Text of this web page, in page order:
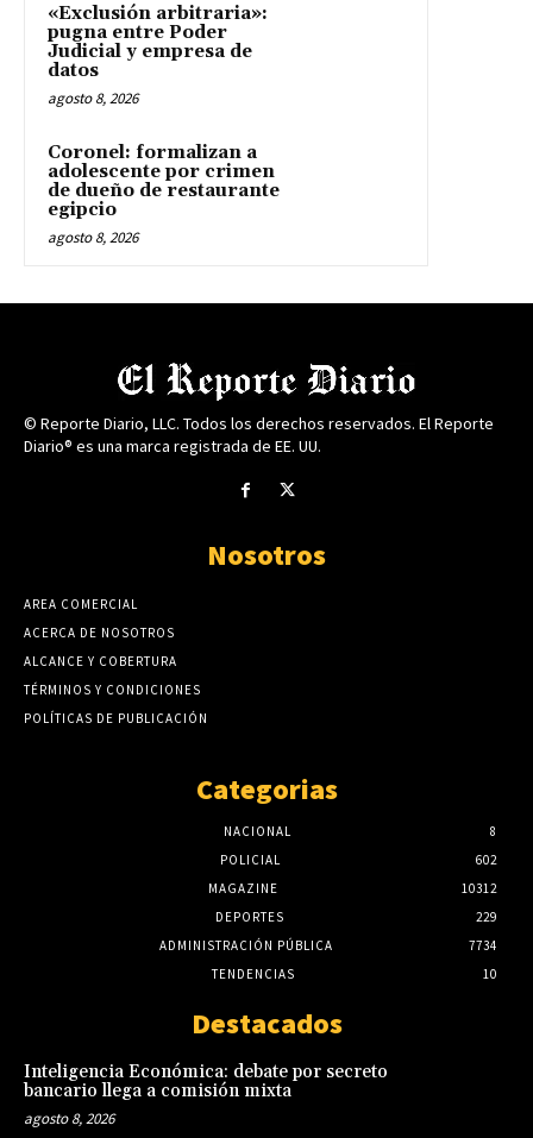
«Exclusión arbitraria»:
pugna entre Poder
Judicial y empresa de
datos
agosto 8, 2026
Coronel: formalizan a
adolescente por crimen
de dueño de restaurante
egipcio
agosto 8, 2026
© Reporte Diario, LLC. Todos los derechos reservados. El Reporte
Diario® es una marca registrada de EE. UU.
Nosotros
AREA COMERCIAL
ACERCA DE NOSOTROS
ALCANCE Y COBERTURA
TÉRMINOS Y CONDICIONES
POLÍTICAS DE PUBLICACIÓN
Categorias
NACIONAL
8
POLICIAL
602
MAGAZINE
10312
DEPORTES
229
ADMINISTRACIÓN PÚBLICA
7734
TENDENCIAS
10
Destacados
Inteligencia Económica: debate por secreto
bancario llega a comisión mixta
agosto 8, 2026